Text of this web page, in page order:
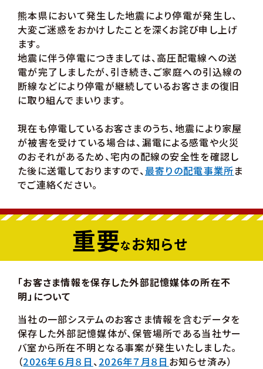
熊本県において発生した地震により停電が発生し、
大変ご迷惑をおかけしたことを深くお詫び申し上げ
ます。
地震に伴う停電につきましては、高圧配電線への送
電が完了しましたが、引き続き、ご家庭への引込線の
断線などにより停電が継続しているお客さまの復旧
に取り組んでまいります。
現在も停電しているお客さまのうち、地震により家屋
が被害を受けている場合は、漏電による感電や火災
のおそれがあるため、宅内の配線の安全性を確認し
た後に送電しておりますので、最寄りの配電事業所ま
でご連絡ください。
重要なお知らせ
「お客さま情報を保存した外部記憶媒体の所在不
明」について
当社の一部システムのお客さま情報を含むデータを
保存した外部記憶媒体が、保管場所である当社サー
バ室から所在不明となる事案が発生いたしました。
（2026年６月８日 、2026年７月８日 お知らせ済み）